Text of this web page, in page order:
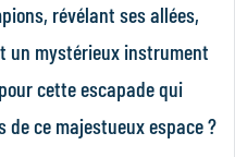
révélant ses allées,
un mystérieux instrument
cette escapade qui
de ce majestueux espace ?